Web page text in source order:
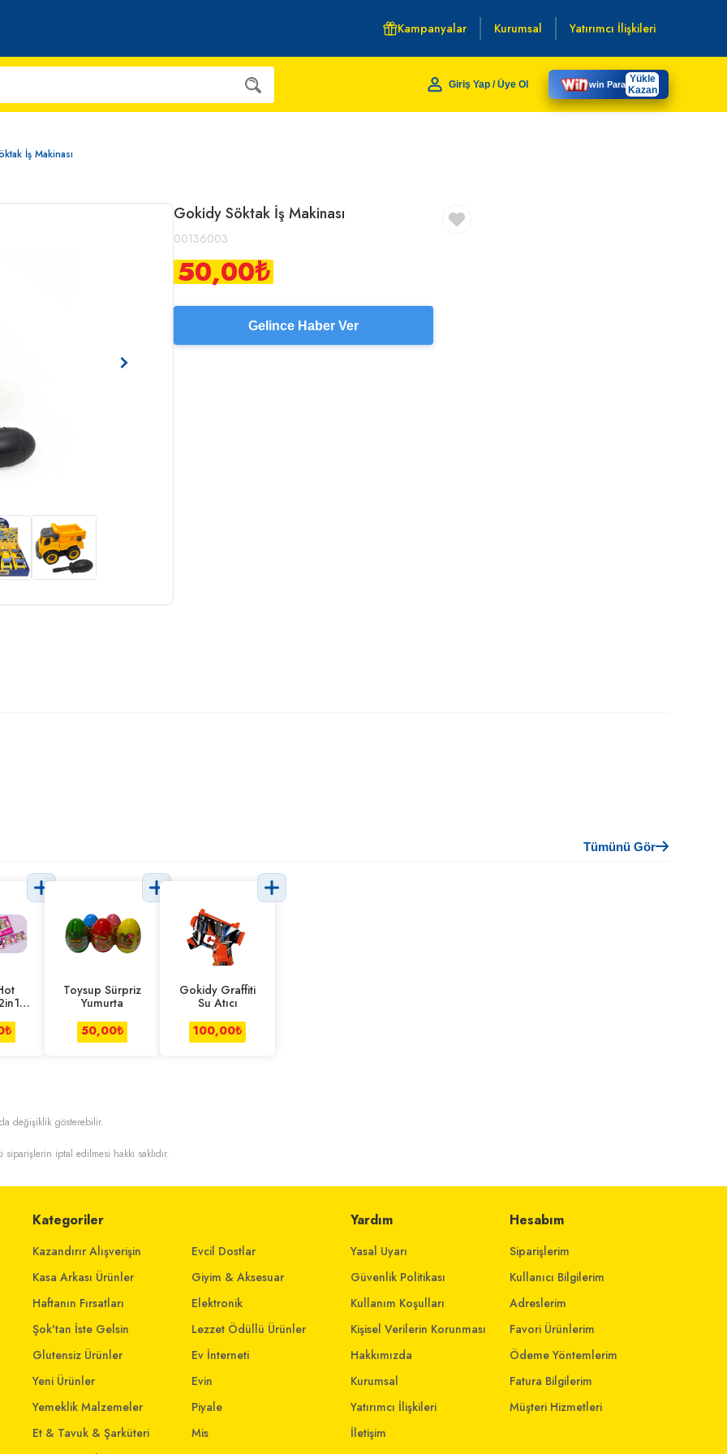
Kampanyalar Kurumsal Yatırımcı İlişkileri
Giriş Yap / Üye Ol win Para Yükle
Kazan
İş Makinası
Gokidy Söktak İş Makinası
00136003
50,00₺
Gelince Haber Ver
Tümünü Gör
₺
Toysup Sürpriz
Yumurta
50,00₺
Gokidy Graffiti
Su Atıcı
100,00₺
değişiklik gösterebilir.
iptal edilmesi hakkı saklıdır.
Kategoriler
Kazandırır Alışverişin
Kasa Arkası Ürünler
Haftanın Fırsatları
Şok'tan İste Gelsin
Glutensiz Ürünler
Yeni Ürünler
Yemeklik Malzemeler
Et & Tavuk & Şarküteri
Evcil Dostlar
Giyim & Aksesuar
Elektronik
Lezzet Ödüllü Ürünler
Ev İnterneti
Evin
Piyale
Mis
Yardım
Yasal Uyarı
Güvenlik Politikası
Kullanım Koşulları
Kişisel Verilerin Korunması
Hakkımızda
Kurumsal
Yatırımcı İlişkileri
İletişim
Hesabım
Siparişlerim
Kullanıcı Bilgilerim
Adreslerim
Favori Ürünlerim
Ödeme Yöntemlerim
Fatura Bilgilerim
Müşteri Hizmetleri